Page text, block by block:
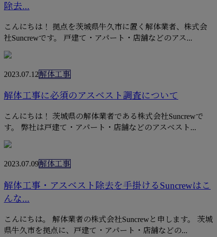
除去...
こんにちは！ 拠点を茨城県牛久市に置く解体業者、株式会
社Suncrewです。 戸建て・アパート・店舗などのアス...
2023.07.12解体工事
解体工事に必須のアスベスト調査について
こんにちは！ 茨城県の解体業者である株式会社Suncrewで
す。 弊社は戸建て・アパート・店舗などのアスベスト...
2023.07.09解体工事
解体工事・アスベスト除去を手掛けるSuncrewはこ
んな...
こんにちは。 解体業者の株式会社Suncrewと申します。 茨城
県牛久市を拠点に、戸建て・アパート・店舗などの...